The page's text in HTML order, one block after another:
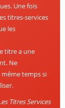
Une fois
titres-services
les
titre a une
Ne
temps si
Titres Services